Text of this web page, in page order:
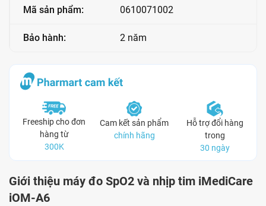
Mã sản phẩm: 0610071002
Bảo hành: 2 năm
Freeship cho đơn
hàng từ
300K
Cam kết sản phẩm
chính hãng
Hỗ trợ đổi hàng
trong
30 ngày
Giới thiệu máy đo SpO2 và nhịp tim iMediCare
iOM-A6